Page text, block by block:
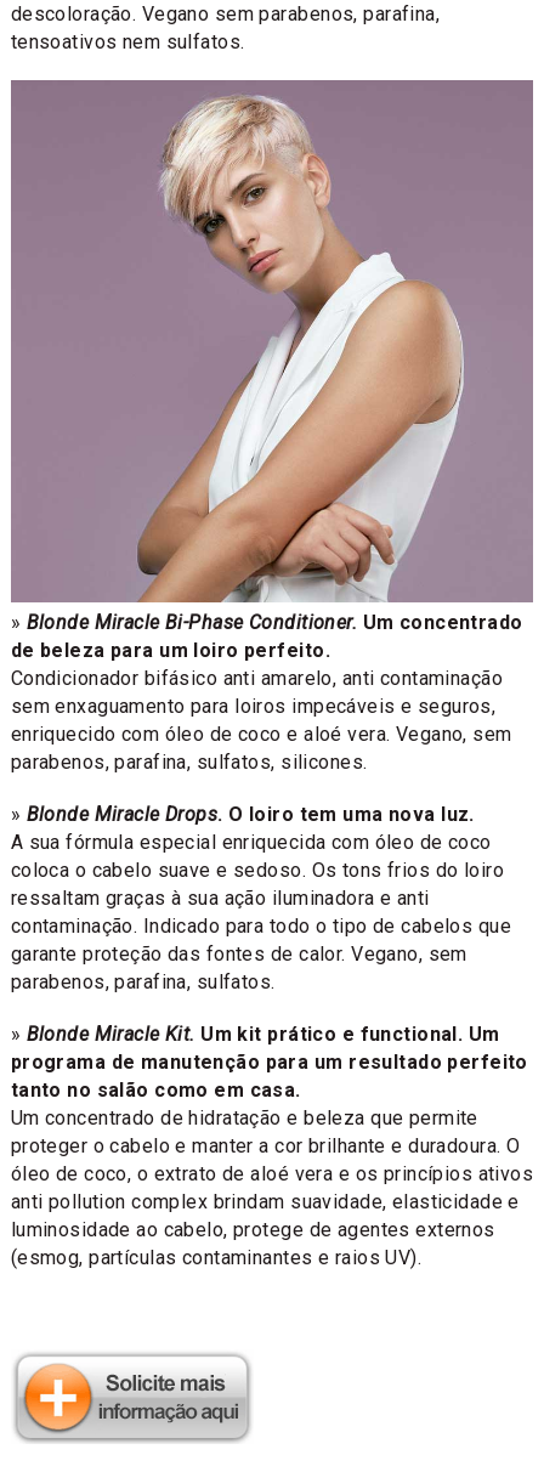
descoloração. Vegano sem parabenos, parafina,
tensoativos nem sulfatos.
» Blonde Miracle Bi-Phase Conditioner. Um concentrado
de beleza para um loiro perfeito.
Condicionador bifásico anti amarelo, anti contaminação
sem enxaguamento para loiros impecáveis e seguros,
enriquecido com óleo de coco e aloé vera. Vegano, sem
parabenos, parafina, sulfatos, silicones.
» Blonde Miracle Drops. O loiro tem uma nova luz.
A sua fórmula especial enriquecida com óleo de coco
coloca o cabelo suave e sedoso. Os tons frios do loiro
ressaltam graças à sua ação iluminadora e anti
contaminação. Indicado para todo o tipo de cabelos que
garante proteção das fontes de calor. Vegano, sem
parabenos, parafina, sulfatos.
» Blonde Miracle Kit. Um kit prático e functional. Um
programa de manutenção para um resultado perfeito
tanto no salão como em casa.
Um concentrado de hidratação e beleza que permite
proteger o cabelo e manter a cor brilhante e duradoura. O
óleo de coco, o extrato de aloé vera e os princípios ativos
anti pollution complex brindam suavidade, elasticidade e
luminosidade ao cabelo, protege de agentes externos
(esmog, partículas contaminantes e raios UV).